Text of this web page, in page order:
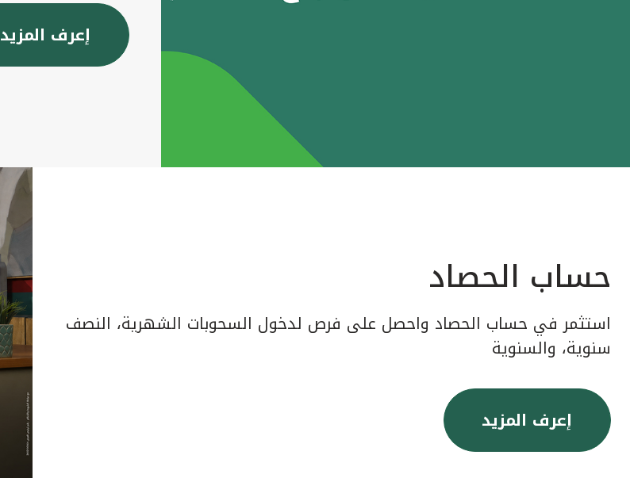
إعرف المزيد
حساب الحصاد
استثمر في حساب الحصاد واحصل على فرص لدخول السحوبات الشهرية، النصف
سنوية، والسنوية
إعرف المزيد